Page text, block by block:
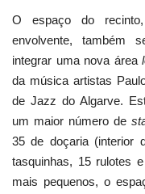
O espaço do
envolvente, também
integrar uma nova área
da música artistas
de Jazz do Algarve.
um maior número de
35 de doçaria (interior
tasquinhas, 15 rulotes
mais pequenos, o